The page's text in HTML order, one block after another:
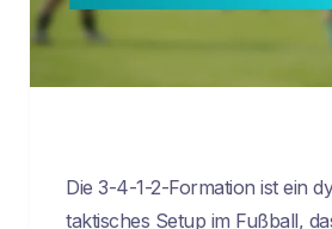
Die 3-4-1-2-Formation ist ein
taktisches Setup im Fußball,